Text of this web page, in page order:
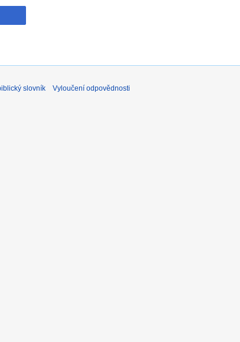
slovník Vyloučení odpovědnosti